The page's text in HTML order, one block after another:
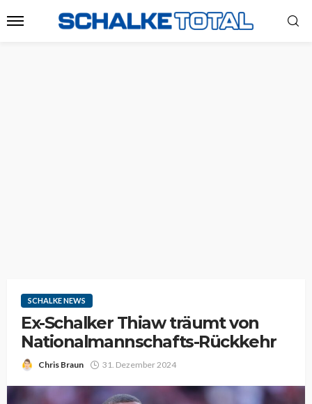
SCHALKE NEWS
Ex-Schalker Thiaw träumt von
Nationalmannschafts-Rückkehr
Chris Braun 31. Dezember 2024